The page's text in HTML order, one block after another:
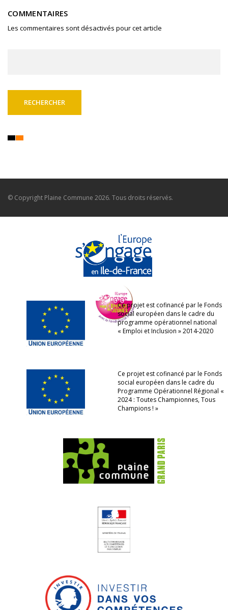
COMMENTAIRES
Les commentaires sont désactivés pour cet article
© Copyright Plaine Commune 2026. Tous droits réservés.
Ce projet est cofinancé par le Fonds
social européen dans le cadre du
programme opérationnel national
« Emploi et Inclusion » 2014-2020
Ce projet est cofinancé par le Fonds
social européen dans le cadre du
Programme Opérationnel Régional «
2024 : Toutes Championnes, Tous
Champions ! »